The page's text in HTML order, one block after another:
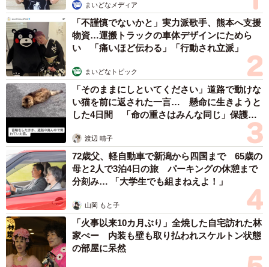
「実は仏壇、1970年から変わっていないんです。それに触
れてくださった方がいて嬉しかったですね」
淡路さんが「今昔写真」を撮り続ける背景には、幼い頃の
家族との時間への特別な思いがあります。
「長女は21歳で結婚し、私は16歳でアメリカに渡ってから
ずっと一人暮らしです。家族で出かけた思い出も、小学生
の頃で止まっています」
離れて暮らす時間が長かったからこそ、こうした思い出の
写真を再現することが淡路さんにとって特別な意味を持つ
のかもしれません。
まいどなメディア
「不謹慎でないかと」実力派歌手、熊本へ支援
物資…運搬トラックの車体デザインにためら
い 「痛いほど伝わる」「行動され立派」
まいどなトピック
「そのままにしといてください」道路で動けな
い猫を前に返された一言… 懸命に生きようと
した4日間 「命の重さはみんな同じ」保護団
渡辺 晴子
72歳父、軽自動車で新潟から四国まで 65歳の
母と2人で3泊4日の旅 パーキングの休憩まで
分刻み… 「大学生でも組まねえよ！」
山岡 もと子
「火事以来10カ月ぶり」全焼した自宅訪れた林
家ぺー 内装も壁も取り払われスケルトン状態
の部屋に呆然